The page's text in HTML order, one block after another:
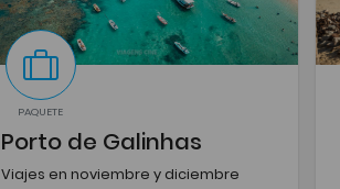
PAQUETE
Porto de Galinhas
Viajes en noviembre y diciembre